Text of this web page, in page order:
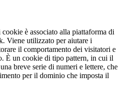
è associato alla piattaforma di
Viene utilizzato per aiutare i
il comportamento dei visitatori e
È un cookie di tipo pattern, in cui il
breve serie di numeri e lettere, che
per il dominio che imposta il